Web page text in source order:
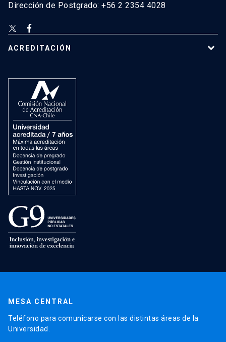
Dirección de Postgrado: +56 2 2354 4028
ACREDITACIÓN
MESA CENTRAL
Teléfono para comunicarse con las distintas áreas de la
Universidad.